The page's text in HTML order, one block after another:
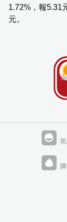
1.72%，報5.31
元。